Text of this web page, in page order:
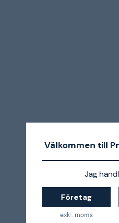
Välkommen till
Jag
Företag
exkl. moms